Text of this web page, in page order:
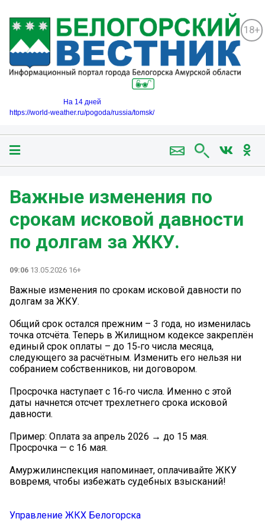
18+
На 14 дней
https://world-weather.ru/pogoda/russia/tomsk/
Важные изменения по
срокам исковой давности
по долгам за ЖКУ.
09:06 13.05.2026 16+
Важные изменения по срокам исковой давности по
долгам за ЖКУ.
Общий срок остался прежним – 3 года, но изменилась
точка отсчёта. Теперь в Жилищном кодексе закреплён
единый срок оплаты – до 15‑го числа месяца,
следующего за расчётным. Изменить его нельзя ни
собранием собственников, ни договором.
Просрочка наступает с 16‑го числа. Именно с этой
даты начнется отсчет трехлетнего срока исковой
давности.
Пример: Оплата за апрель 2026 → до 15 мая.
Просрочка — с 16 мая.
Амуржилинспекция напоминает, оплачивайте ЖКУ
вовремя, чтобы избежать судебных взысканий!
Управление ЖКХ Белогорска